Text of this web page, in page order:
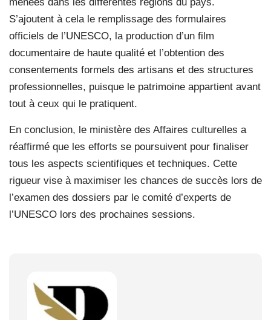
S’ajoutent à cela le remplissage des formulaires
officiels de l’UNESCO, la production d’un film
documentaire de haute qualité et l’obtention des
consentements formels des artisans et des structures
professionnelles, puisque le patrimoine appartient avant
tout à ceux qui le pratiquent.
En conclusion, le ministère des Affaires culturelles a
réaffirmé que les efforts se poursuivent pour finaliser
tous les aspects scientifiques et techniques. Cette
rigueur vise à maximiser les chances de succès lors de
l’examen des dossiers par le comité d’experts de
l’UNESCO lors des prochaines sessions.